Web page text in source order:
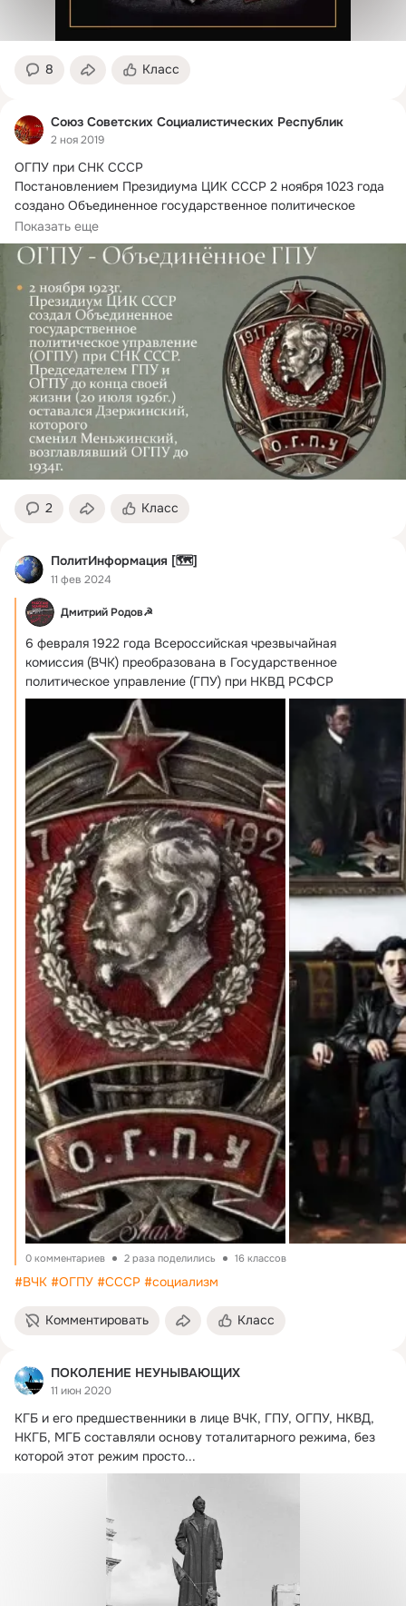
8 Класс
Союз Советских Социалистических Республик
2 ноя 2019
ОГПУ при СНК СССР
Постановлением Президиума ЦИК СССР 2 ноября 1023 года
создано Объединенное государственное политическое
управление...
Показать еще
2 Класс
ПолитИнформация [🗺]
11 фев 2024
Дмитрий Родов☭
6 февраля 1922 года Всероссийская чрезвычайная
комиссия (ВЧК) преобразована в Государственное
политическое управление (ГПУ) при НКВД РСФСР
0 комментариев 2 раза поделились 16 классов
#ВЧК #ОГПУ #СССР #социализм
Комментировать Класс
ПОКОЛЕНИЕ НЕУНЫВАЮЩИХ
11 июн 2020
КГБ и его предшественники в лице ВЧК, ГПУ, ОГПУ, НКВД,
НКГБ, МГБ состaвляли основу тотaлитaрного режимa, без
которой этот режим просто...